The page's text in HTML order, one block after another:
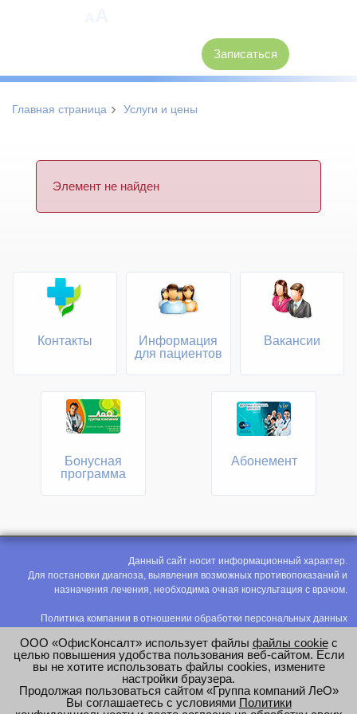
Записаться
Главная страница › Услуги и цены
Элемент не найден
Контакты
Информация
для пациентов
Вакансии
Бонусная
программа
Абонемент
Данный сайт носит информационный характер.
Для постановки диагноза, выявления возможных противопоказаний и
назначения лечения, необходима очная консультация с врачом.
Политика компании в отношении обработки персональных данных
Соглашение на обработку персональных данных
Оценка труда
e-mail:office@modus-leo.ru
ООО «ОфисКонсалт» использует файлы файлы cookieс
целью повышения удобства пользования веб-сайтом. Если
вы не хотите использовать файлы cookies, измените
настройки браузера.
Продолжая пользоваться сайтом «Группа компаний ЛеО»
Вы соглашаетесь с условиями Политики